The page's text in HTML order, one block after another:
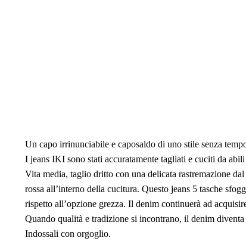
Un capo irrinunciabile e caposaldo di uno stile senza
I jeans IKI sono stati accuratamente tagliati e cuciti da
Vita media, taglio dritto con una delicata rastremazione
rossa all’interno della cucitura. Questo jeans 5 tasche
rispetto all’opzione grezza. Il denim continuerà ad
Quando qualità e tradizione si incontrano, il denim diventa
Indossali con orgoglio.